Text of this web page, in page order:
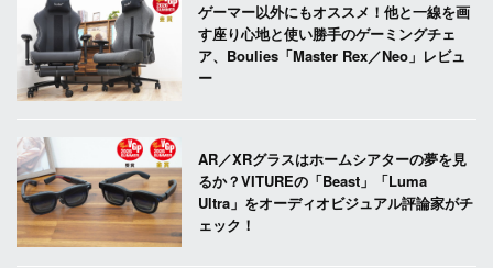
ゲーマー以外にもオススメ！他と一線を画
す座り心地と使い勝手のゲーミングチェ
ア、Boulies「Master Rex／Neo」レビュ
ー
AR／XRグラスはホームシアターの夢を見
るか？VITUREの「Beast」「Luma
Ultra」をオーディオビジュアル評論家がチ
ェック！